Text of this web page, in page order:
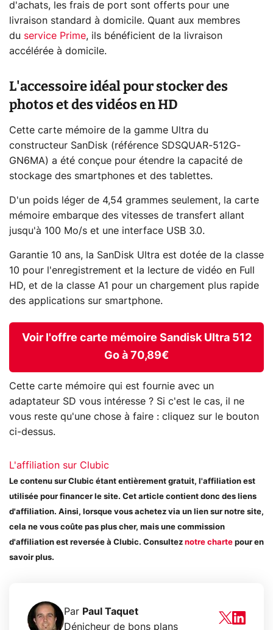
d'achats, les frais de port sont offerts pour une
livraison standard à domicile. Quant aux membres
du service Prime, ils bénéficient de la livraison
accélérée à domicile.
L'accessoire idéal pour stocker des
photos et des vidéos en HD
Cette carte mémoire de la gamme Ultra du
constructeur SanDisk (référence SDSQUAR-512G-
GN6MA) a été conçue pour étendre la capacité de
stockage des smartphones et des tablettes.
D'un poids léger de 4,54 grammes seulement, la carte
mémoire embarque des vitesses de transfert allant
jusqu'à 100 Mo/s et une interface USB 3.0.
Garantie 10 ans, la SanDisk Ultra est dotée de la classe
10 pour l'enregistrement et la lecture de vidéo en Full
HD, et de la classe A1 pour un chargement plus rapide
des applications sur smartphone.
Voir l'offre carte mémoire Sandisk Ultra 512
Go à 70,89€
Cette carte mémoire qui est fournie avec un
adaptateur SD vous intéresse ? Si c'est le cas, il ne
vous reste qu'une chose à faire : cliquez sur le bouton
ci-dessus.
L'affiliation sur Clubic
Le contenu sur Clubic étant entièrement gratuit, l'affiliation est
utilisée pour financer le site. Cet article contient donc des liens
d'affiliation. Ainsi, lorsque vous achetez via un lien sur notre site,
cela ne vous coûte pas plus cher, mais une commission
d'affiliation est reversée à Clubic. Consultez notre charte pour en
savoir plus.
Par Paul Taquet
Dénicheur de bons plans